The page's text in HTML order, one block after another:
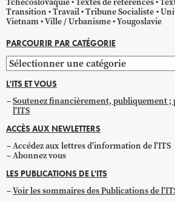
Transition Travail Tribune Socialiste
Vietnam Ville / Urbanisme Yougoslavie
PARCOURIR PAR CATÉGORIE
Parcourir
par
catégorie
L'ITS ET VOUS
Soutenez financièrement, publiquement ;
l'ITS
ACCÈS AUX NEWLETTERS
Accédez aux lettres d'information de l'ITS
Abonnez vous
LES PUBLICATIONS DE L'ITS
Voir les sommaires des Publications de